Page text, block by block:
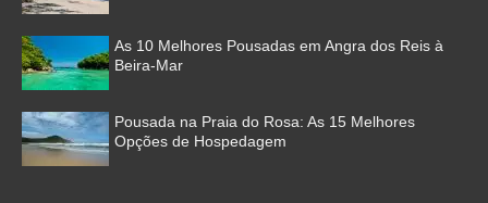
As 10 Melhores Pousadas em Angra dos Reis à
Beira-Mar
Pousada na Praia do Rosa: As 15 Melhores
Opções de Hospedagem